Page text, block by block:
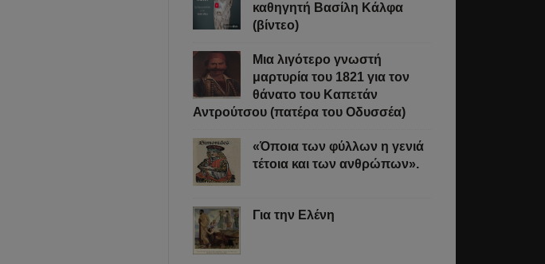
καθηγητή Βασίλη Κάλφα
(βίντεο)
Μια λιγότερο γνωστή
μαρτυρία του 1821 για τον
θάνατο του Καπετάν
Αντρούτσου (πατέρα του Οδυσσέα)
«Όποια των φύλλων η γενιά
τέτοια και των ανθρώπων».
Για την Ελένη